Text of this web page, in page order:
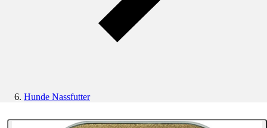
Hunde Nassfutter